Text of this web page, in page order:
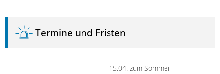
Termine und Fristen
15.04. zum Sommer­